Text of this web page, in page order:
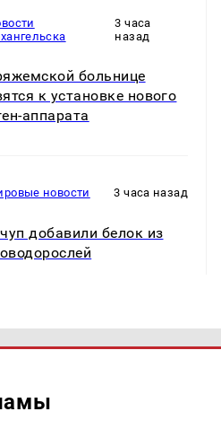
3 часа
назад
больнице
к установке нового
аппарата
новости 3 часа назад
добавили белок из